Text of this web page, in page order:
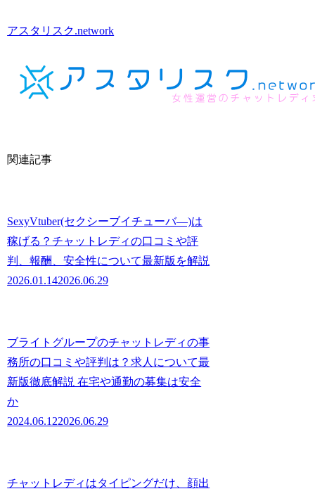
アスタリスク.network
関連記事
SexyVtuber(セクシーブイチューバ―)は
稼げる？チャットレディの口コミや評
判、報酬、安全性について最新版を解説
2026.01.142026.06.29
ブライトグループのチャットレディの事
務所の口コミや評判は？求人について最
新版徹底解説 在宅や通勤の募集は安全
か
2024.06.122026.06.29
チャットレディはタイピングだけ、顔出